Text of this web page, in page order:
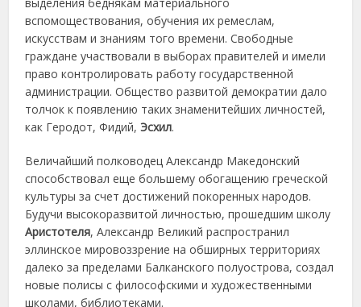
вспомоществования, обучения их ремеслам,
искусствам и знаниям того времени. Свободные
граждане участвовали в выборах правителей и имели
право контролировать работу государственной
администрации. Общество развитой демократии дало
толчок к появлению таких знаменитейших личностей,
как Геродот, Фидий,Эсхил.
Величайший полководец Александр Македонский
способствовал еще большему обогащению греческой
культуры за счет достижений покоренных народов.
Будучи высокоразвитой личностью, прошедшим школу
Аристотеля, Александр Великий распространил
эллинское мировоззрение на обширных территориях
далеко за пределами Балканского полуострова, создал
новые полисы с философскими и художественными
школами, библиотеками.